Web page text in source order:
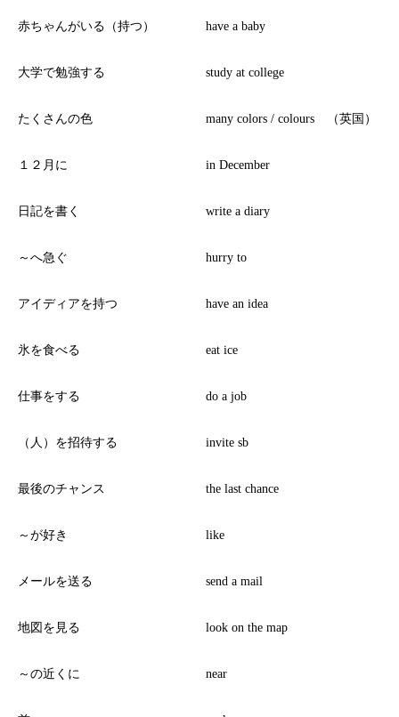
赤ちゃんがいる（持つ） have a baby
大学で勉強する study at college
たくさんの色 many colors / colours （英国）
１２月に in December
日記を書く write a diary
～へ急ぐ hurry to
アイディアを持つ have an idea
氷を食べる eat ice
仕事をする do a job
（人）を招待する invite sb
最後のチャンス the last chance
～が好き like
メールを送る send a mail
地図を見る look on the map
～の近くに near